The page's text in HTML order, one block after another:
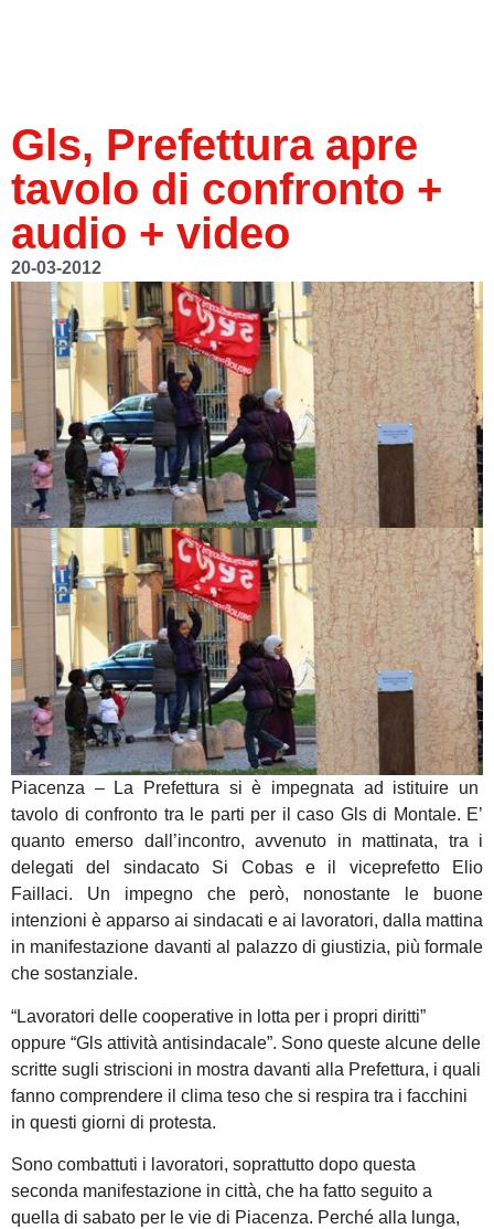
Gls, Prefettura apre
tavolo di confronto +
audio + video
20-03-2012
Piacenza – La Prefettura si è impegnata ad istituire un
tavolo di confronto tra le parti per il caso Gls di Montale. E’
quanto emerso dall’incontro, avvenuto in mattinata, tra i
delegati del sindacato Si Cobas e il viceprefetto Elio
Faillaci. Un impegno che però, nonostante le buone
intenzioni è apparso ai sindacati e ai lavoratori, dalla mattina
in manifestazione davanti al palazzo di giustizia, più formale
che sostanziale.
“Lavoratori delle cooperative in lotta per i propri diritti”
oppure “Gls attività antisindacale”. Sono queste alcune delle
scritte sugli striscioni in mostra davanti alla Prefettura, i quali
fanno comprendere il clima teso che si respira tra i facchini
in questi giorni di protesta.
Sono combattuti i lavoratori, soprattutto dopo questa
seconda manifestazione in città, che ha fatto seguito a
quella di sabato per le vie di Piacenza. Perché alla lunga,